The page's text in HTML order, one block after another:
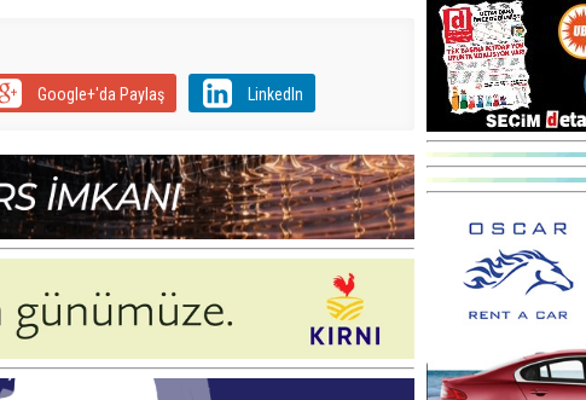
Google+'da Paylaş LinkedIn